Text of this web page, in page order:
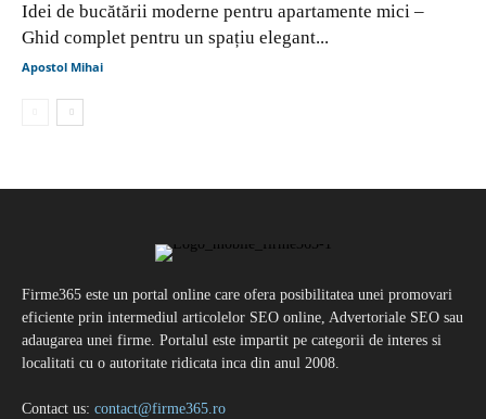
Idei de bucătării moderne pentru apartamente mici –
Ghid complet pentru un spațiu elegant...
Apostol Mihai
Firme365 este un portal online care ofera posibilitatea unei promovari
eficiente prin intermediul articolelor SEO online, Advertoriale SEO sau
adaugarea unei firme. Portalul este impartit pe categorii de interes si
localitati cu o autoritate ridicata inca din anul 2008.
Contact us: contact@firme365.ro